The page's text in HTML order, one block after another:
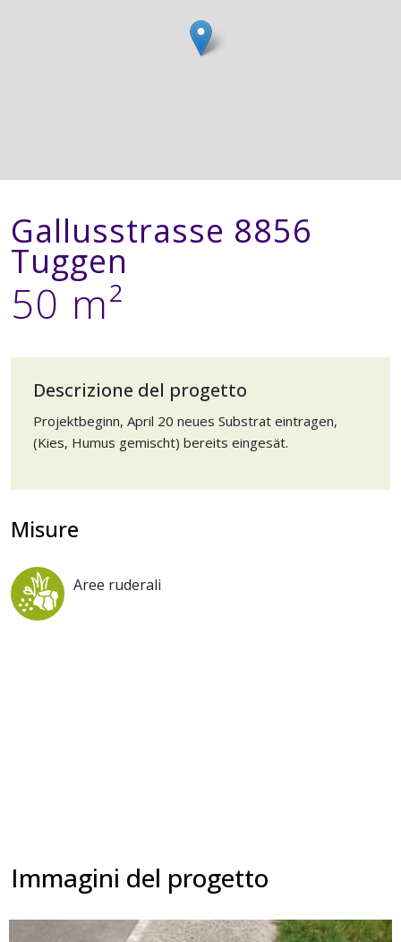
Gallusstrasse 8856
Tuggen
50 m²
Descrizione del progetto
Projektbeginn, April 20 neues Substrat eintragen,
(Kies, Humus gemischt) bereits eingesät.
Misure
Aree ruderali
Immagini del progetto